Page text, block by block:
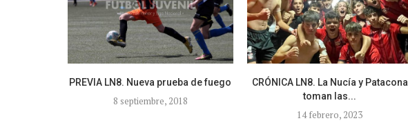
PREVIA LN8. Nueva prueba de fuego
8 septiembre, 2018
CRÓNICA LN8. La Nucía y Patacona
toman las...
14 febrero, 2023